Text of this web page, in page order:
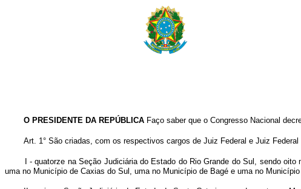
O PRESIDENTE DA REPÚBLICA Faço saber que o Congresso Nacional
Art. 1° São criadas, com os respectivos cargos de Juiz Federal e Juiz
I - quatorze na Seção Judiciária do Estado do Rio Grande do Sul, sendo
uma no Município de Caxias do Sul, uma no Município de Bagé e uma no